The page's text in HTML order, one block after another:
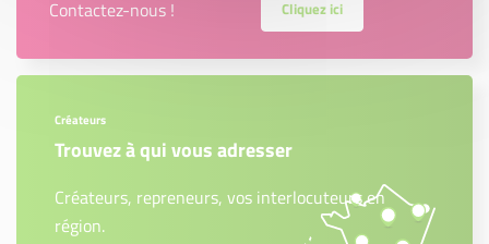
Contactez-nous ! Cliquez ici
Créateurs
Trouvez à qui vous adresser
Créateurs, repreneurs, vos interlocuteurs en
région.